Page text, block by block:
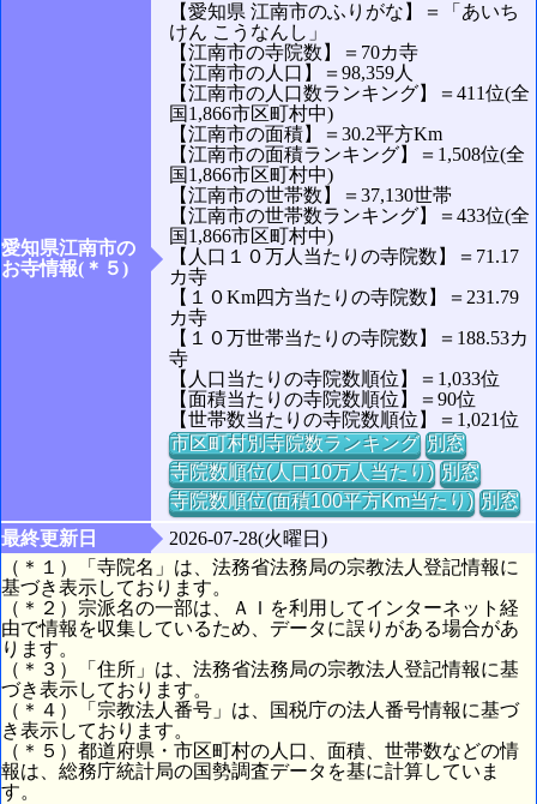
愛知県江南市の
お寺情報(＊５)
【愛知県 江南市のふりがな】＝「あいち
けん こうなんし」
【江南市の寺院数】＝70カ寺
【江南市の人口】＝98,359人
【江南市の人口数ランキング】＝411位(全
国1,866市区町村中)
【江南市の面積】＝30.2平方Km
【江南市の面積ランキング】＝1,508位(全
国1,866市区町村中)
【江南市の世帯数】＝37,130世帯
【江南市の世帯数ランキング】＝433位(全
国1,866市区町村中)
【人口１０万人当たりの寺院数】＝71.17
カ寺
【１０Km四方当たりの寺院数】＝231.79
カ寺
【１０万世帯当たりの寺院数】＝188.53カ
寺
【人口当たりの寺院数順位】＝1,033位
【面積当たりの寺院数順位】＝90位
【世帯数当たりの寺院数順位】＝1,021位
市区町村別寺院数ランキング 別窓
寺院数順位(人口10万人当たり) 別窓
寺院数順位(面積100平方Km当たり) 別窓
最終更新日
2026-07-28(火曜日)
（＊１）「寺院名」は、法務省法務局の宗教法人登記情報に
基づき表示しております。
（＊２）宗派名の一部は、ＡＩを利用してインターネット経
由で情報を収集しているため、データに誤りがある場合があ
ります。
（＊３）「住所」は、法務省法務局の宗教法人登記情報に基
づき表示しております。
（＊４）「宗教法人番号」は、国税庁の法人番号情報に基づ
き表示しております。
（＊５）都道府県・市区町村の人口、面積、世帯数などの情
報は、総務庁統計局の国勢調査データを基に計算していま
す。